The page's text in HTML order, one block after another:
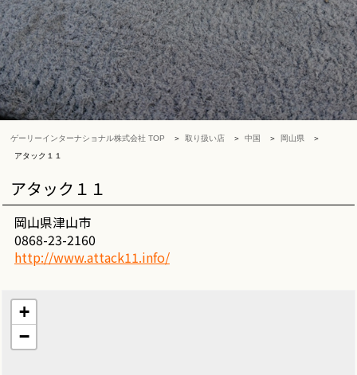
ゲーリーインターナショナル株式会社 TOP 取り扱い店 中国
岡山県
アタック１１
アタック１１
岡山県津山市
0868-23-2160
http://www.attack11.info/
+
−